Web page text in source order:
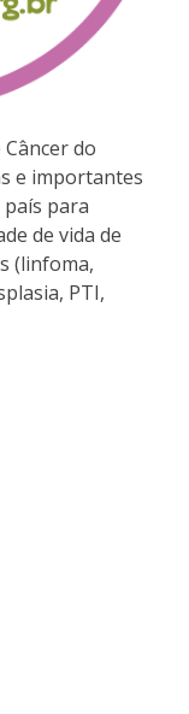
Câncer do
e importantes
para
de vida de
(linfoma,
PTI,